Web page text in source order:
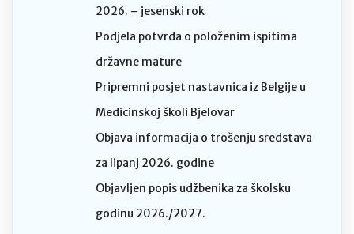
2026. – jesenski rok
Podjela potvrda o položenim ispitima
državne mature
Pripremni posjet nastavnica iz Belgije u
Medicinskoj školi Bjelovar
Objava informacija o trošenju sredstava
za lipanj 2026. godine
Objavljen popis udžbenika za školsku
godinu 2026./2027.